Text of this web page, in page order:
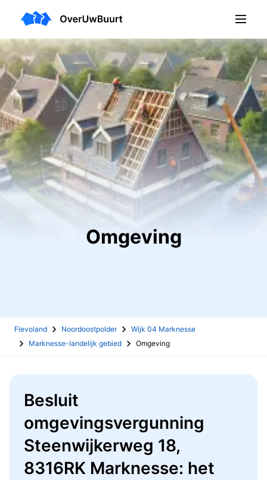
Omgeving
Flevoland Noordoostpolder
Wijk 04 Marknesse
Marknesse-landelijk gebied
Omgeving
Besluit
omgevingsvergunning
Steenwijkerweg 18,
8316RK Marknesse: het